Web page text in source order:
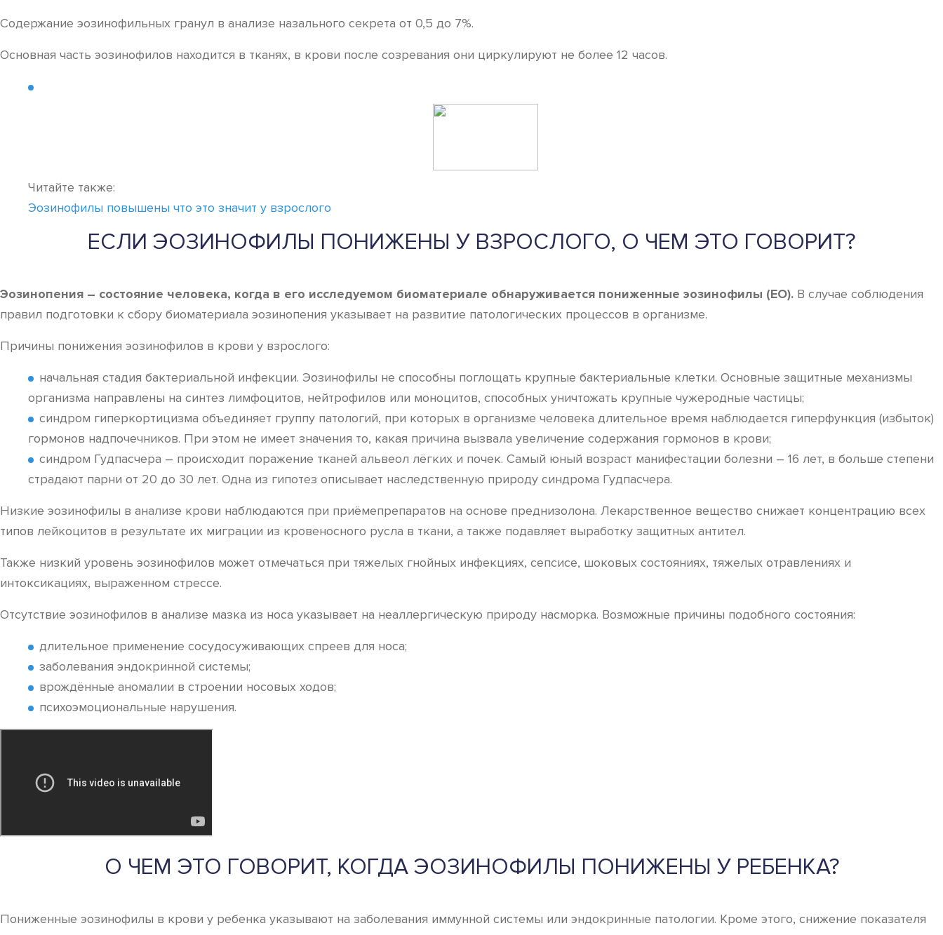
Содержание эозинофильных гранул в анализе назального секрета от 0,5 до 7%.
Основная часть эозинофилов находится в тканях, в крови после созревания они циркулируют не более 12 часов.
Читайте также:
Эозинофилы повышены что это значит у взрослого
ЕСЛИ ЭОЗИНОФИЛЫ ПОНИЖЕНЫ У ВЗРОСЛОГО, О ЧЕМ ЭТО ГОВОРИТ?
Эозинопения – состояние человека, когда в его исследуемом биоматериале обнаруживается пониженные эозинофилы (ЕО). В случае соблюдения
правил подготовки к сбору биоматериала эозинопения указывает на развитие патологических процессов в организме.
Причины понижения эозинофилов в крови у взрослого:
начальная стадия бактериальной инфекции. Эозинофилы не способны поглощать крупные бактериальные клетки. Основные защитные механизмы
организма направлены на синтез лимфоцитов, нейтрофилов или моноцитов, способных уничтожать крупные чужеродные частицы;
синдром гиперкортицизма объединяет группу патологий, при которых в организме человека длительное время наблюдается гиперфункция (избыток)
гормонов надпочечников. При этом не имеет значения то, какая причина вызвала увеличение содержания гормонов в крови;
синдром Гудпасчера – происходит поражение тканей альвеол лёгких и почек. Самый юный возраст манифестации болезни – 16 лет, в больше степени
страдают парни от 20 до 30 лет. Одна из гипотез описывает наследственную природу синдрома Гудпасчера.
Низкие эозинофилы в анализе крови наблюдаются при приёмепрепаратов на основе преднизолона. Лекарственное вещество снижает концентрацию всех
типов лейкоцитов в результате их миграции из кровеносного русла в ткани, а также подавляет выработку защитных антител.
Также низкий уровень эозинофилов может отмечаться при тяжелых гнойных инфекциях, сепсисе, шоковых состояниях, тяжелых отравлениях и
интоксикациях, выраженном стрессе.
Отсутствие эозинофилов в анализе мазка из носа указывает на неаллергическую природу насморка. Возможные причины подобного состояния:
длительное применение сосудосуживающих спреев для носа;
заболевания эндокринной системы;
врождённые аномалии в строении носовых ходов;
психоэмоциональные нарушения.
О ЧЕМ ЭТО ГОВОРИТ, КОГДА ЭОЗИНОФИЛЫ ПОНИЖЕНЫ У РЕБЕНКА?
Пониженные эозинофилы в крови у ребенка указывают на заболевания иммунной системы или эндокринные патологии. Кроме этого, снижение показателя